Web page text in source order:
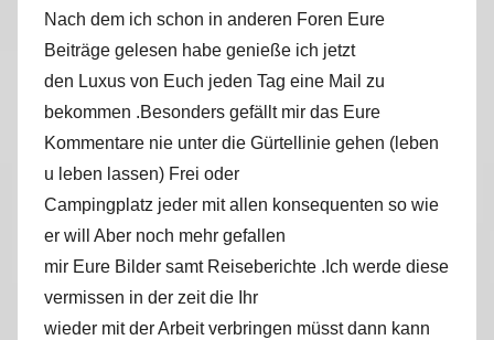
Nach dem ich schon in anderen Foren Eure
Beiträge gelesen habe genieße ich jetzt
den Luxus von Euch jeden Tag eine Mail zu
bekommen .Besonders gefällt mir das Eure
Kommentare nie unter die Gürtellinie gehen (leben
u leben lassen) Frei oder
Campingplatz jeder mit allen konsequenten so wie
er will Aber noch mehr gefallen
mir Eure Bilder samt Reiseberichte .Ich werde diese
vermissen in der zeit die Ihr
wieder mit der Arbeit verbringen müsst dann kann